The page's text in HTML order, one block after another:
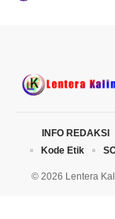
© 2026 Lentera
INFO REDAKSI
Kode Etik